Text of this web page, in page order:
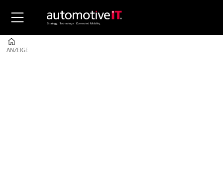
ANZEIGE
ANZEIGE